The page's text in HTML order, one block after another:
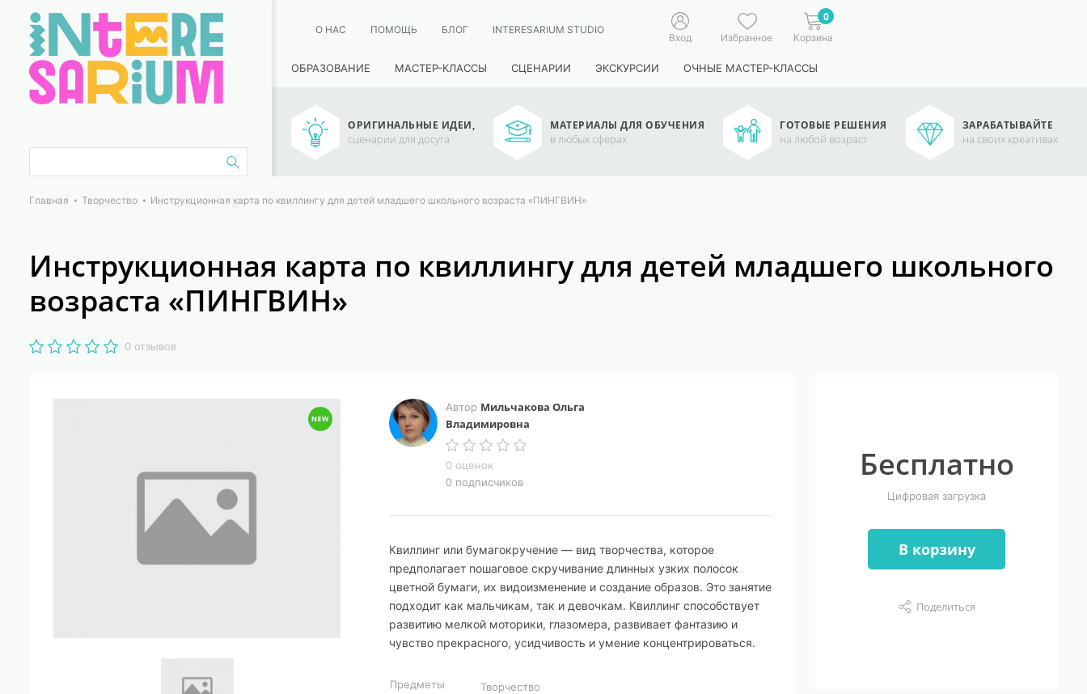
О НАС ПОМОЩЬ БЛОГ INTERESARIUM STUDIO
Вход Избранное
0
Корзина
ОБРАЗОВАНИЕ МАСТЕР-КЛАССЫ СЦЕНАРИИ ЭКСКУРСИИ ОЧНЫЕ МАСТЕР-КЛАССЫ
ОРИГИНАЛЬНЫЕ ИДЕИ,
сценарии для досуга
МАТЕРИАЛЫ ДЛЯ ОБУЧЕНИЯ
в любых сферах
ГОТОВЫЕ РЕШЕНИЯ
на любой возраст
ЗАРАБАТЫВАЙТЕ
на своих креативах
Главная Творчество Инструкционная карта по квиллингу для детей младшего школьного возраста «ПИНГВИН»
Инструкционная карта по квиллингу для детей младшего школьного
возраста «ПИНГВИН»
0 отзывов
Автор Мильчакова Ольга
Владимировна
0 оценок
0 подписчиков
Квиллинг или бумагокручение — вид творчества, которое
предполагает пошаговое скручивание длинных узких полосок
цветной бумаги, их видоизменение и создание образов. Это занятие
подходит как мальчикам, так и девочкам. Квиллинг способствует
развитию мелкой моторики, глазомера, развивает фантазию и
чувство прекрасного, усидчивость и умение концентрироваться.
Предметы
Творчество
Бесплатно
Цифровая загрузка
В корзину
Поделиться